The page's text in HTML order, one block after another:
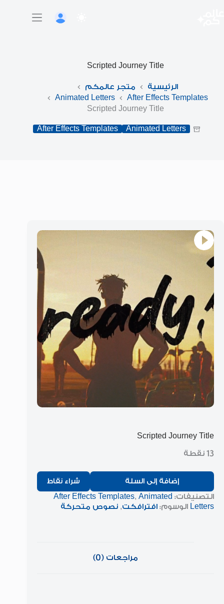
Scripted Journey Title
الرئيسية
متجر عالمكم
After Effects Templates
Animated Letters
Scripted Journey Title
After Effects Templates Animated Letters
Scripted Journey Title
13 نقطة
إضافة إلى السلة شراء نقاط
التصنيفات: After Effects Templates, Animated
Letters الوسوم: افترافكت, نصوص متحركة
مراجعات (0)